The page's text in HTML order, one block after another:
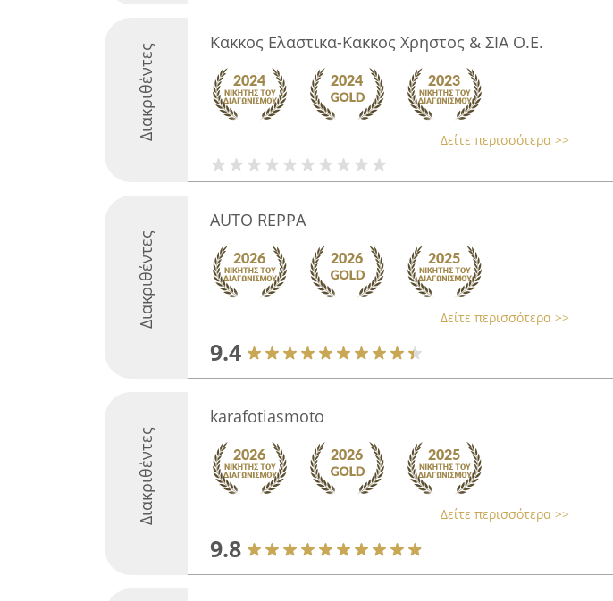
Διακριθέντες
Κακκος Ελαστικα-Κακκος Χρηστος & ΣΙΑ Ο.Ε.
Δείτε περισσότερα >>
Διακριθέντες
AUTO REPPA
Δείτε περισσότερα >>
9.4
Διακριθέντες
karafotiasmoto
Δείτε περισσότερα >>
9.8